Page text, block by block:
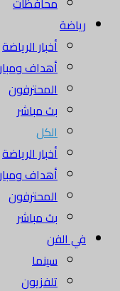
رياضة
أخبار الرياضة
أهداف
المحترفون
بث مباشر
الكل
أخبار الرياضة
أهداف
المحترفون
بث مباشر
في الفن
سينما
تلفزيون